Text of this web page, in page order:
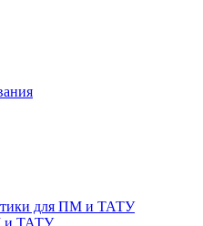
для ПМ и ТАТУ
и ТАТУ